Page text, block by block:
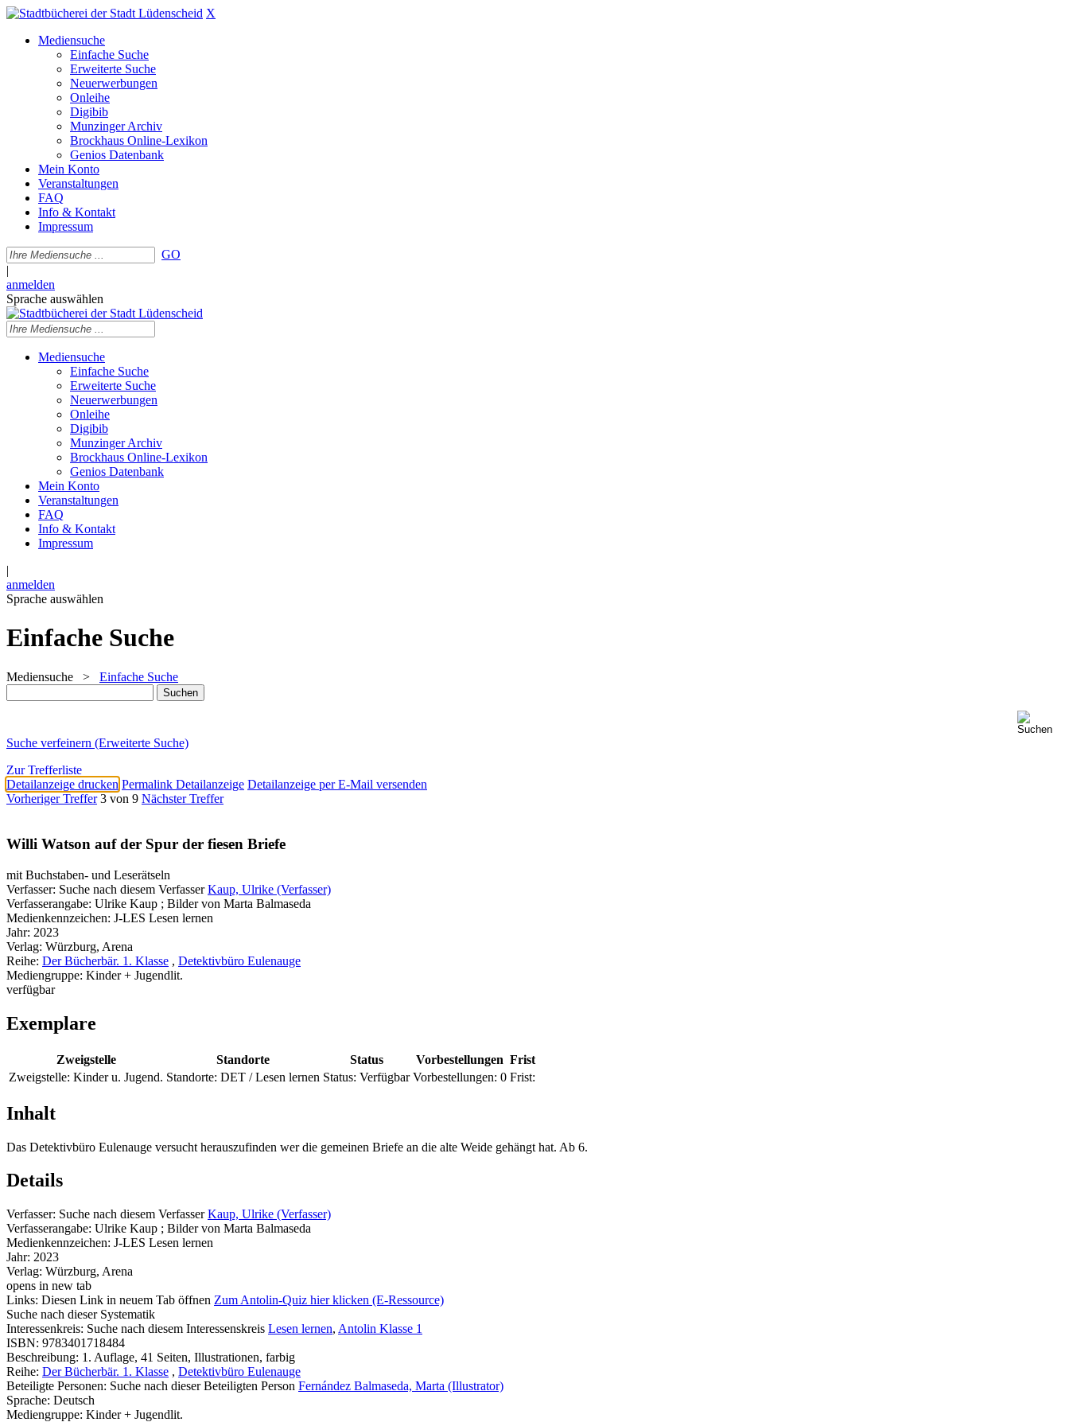
X
Mediensuche
Einfache Suche
Erweiterte Suche
Neuerwerbungen
Onleihe
Digibib
Munzinger Archiv
Brockhaus Online-Lexikon
Genios Datenbank
Mein Konto
Veranstaltungen
FAQ
Info & Kontakt
Impressum
GO
|
anmelden
Sprache auswählen
Mediensuche
Einfache Suche
Erweiterte Suche
Neuerwerbungen
Onleihe
Digibib
Munzinger Archiv
Brockhaus Online-Lexikon
Genios Datenbank
Mein Konto
Veranstaltungen
FAQ
Info & Kontakt
Impressum
|
anmelden
Sprache auswählen
Einfache Suche
Mediensuche > Einfache Suche
Suche verfeinern (Erweiterte Suche)
Zur Trefferliste
Detailanzeige drucken Permalink Detailanzeige Detailanzeige per E-Mail versenden
Vorheriger Treffer 3 von 9 Nächster Treffer
Willi Watson auf der Spur der fiesen Briefe
mit Buchstaben- und Leserätseln
Verfasser: Suche nach diesem Verfasser Kaup, Ulrike (Verfasser)
Verfasserangabe: Ulrike Kaup ; Bilder von Marta Balmaseda
Medienkennzeichen: J-LES Lesen lernen
Jahr: 2023
Verlag: Würzburg, Arena
Reihe: Der Bücherbär. 1. Klasse , Detektivbüro Eulenauge
Mediengruppe: Kinder + Jugendlit.
verfügbar
Exemplare
Zweigstelle Standorte Status Vorbestellungen Frist
Zweigstelle: Kinder u. Jugend. Standorte: DET / Lesen lernen Status: Verfügbar Vorbestellungen: 0 Frist:
Inhalt
Das Detektivbüro Eulenauge versucht herauszufinden wer die gemeinen Briefe an die alte Weide gehängt hat. Ab 6.
Details
Verfasser: Suche nach diesem Verfasser Kaup, Ulrike (Verfasser)
Verfasserangabe: Ulrike Kaup ; Bilder von Marta Balmaseda
Medienkennzeichen: J-LES Lesen lernen
Jahr: 2023
Verlag: Würzburg, Arena
opens in new tab
Links: Diesen Link in neuem Tab öffnen Zum Antolin-Quiz hier klicken (E-Ressource)
Suche nach dieser Systematik
Interessenkreis: Suche nach diesem Interessenskreis Lesen lernen, Antolin Klasse 1
ISBN: 9783401718484
Beschreibung: 1. Auflage, 41 Seiten, Illustrationen, farbig
Reihe: Der Bücherbär. 1. Klasse , Detektivbüro Eulenauge
Beteiligte Personen: Suche nach dieser Beteiligten Person Fernández Balmaseda, Marta (Illustrator)
Sprache: Deutsch
Mediengruppe: Kinder + Jugendlit.